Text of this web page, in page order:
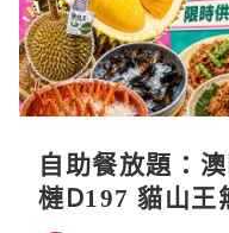
自助餐放題：
槤D197 貓山王